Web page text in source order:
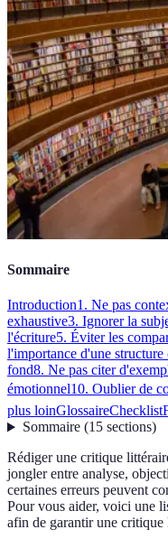
Sommaire
Introduction1. Ne pas
exhaustive3. Ignorer la
l'écriture5. Éviter les
l'importance d'une structure
fond8. Ne pas citer
émotionnel10. Oublier de
plus loinGlossaireChecklist
Sommaire(15 sections)
Rédiger une critique
jongler entre analyse,
certaines erreurs peuvent
Pour vous aider, voici une
afin de garantir une critique